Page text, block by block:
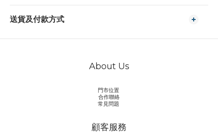
送貨及付款方式
About Us
門市位置
合作聯絡
常見問題
顧客服務